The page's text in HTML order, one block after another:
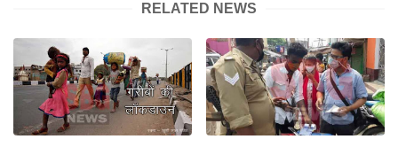
RELATED NEWS